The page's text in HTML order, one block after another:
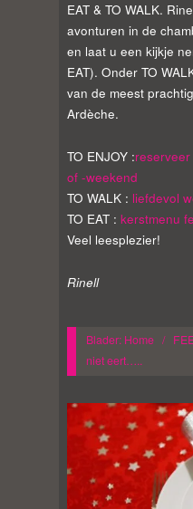
EAT & TO WALK.
avonturen in de
en laat u een kijkje
EAT). Onder TO
van de meest
Ardèche.
TO ENJOY :
of -weekend
TO WALK : liefdevol
TO EAT : kerstmenu
Veel leesplezier!
Rinell
Blader: Home /
niet eert…..